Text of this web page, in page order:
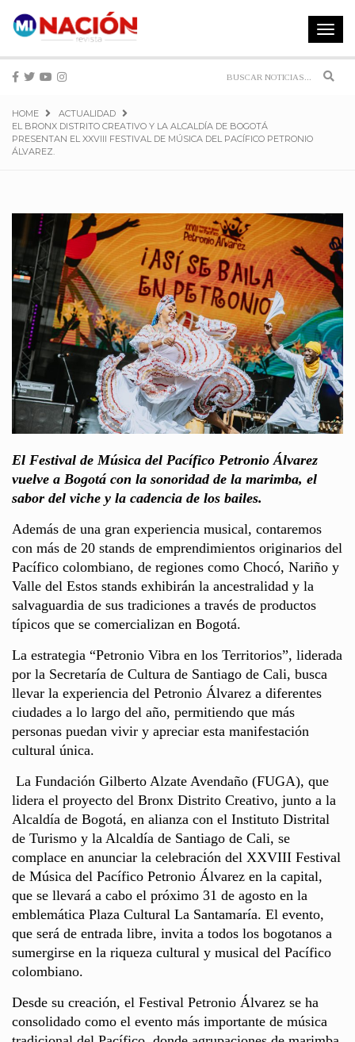
Toggle
HOME
ACTUALIDAD
EL BRONX DISTRITO CREATIVO Y LA ALCALDÍA DE BOGOTÁ
PRESENTAN EL XXVIII FESTIVAL DE MÚSICA DEL PACÍFICO PETRONIO
ÁLVAREZ.
El Festival de Música del Pacífico Petronio Álvarez
vuelve a Bogotá con la sonoridad de la marimba, el
sabor del viche y la cadencia de los bailes.
Además de una gran experiencia musical, contaremos
con más de 20 stands de emprendimientos originarios del
Pacífico colombiano, de regiones como Chocó, Nariño y
Valle del Estos stands exhibirán la ancestralidad y la
salvaguardia de sus tradiciones a través de productos
típicos que se comercializan en Bogotá.
La estrategia “Petronio Vibra en los Territorios”, liderada
por la Secretaría de Cultura de Santiago de Cali, busca
llevar la experiencia del Petronio Álvarez a diferentes
ciudades a lo largo del año, permitiendo que más
personas puedan vivir y apreciar esta manifestación
cultural única.
La Fundación Gilberto Alzate Avendaño (FUGA), que
lidera el proyecto del Bronx Distrito Creativo, junto a la
Alcaldía de Bogotá, en alianza con el Instituto Distrital
de Turismo y la Alcaldía de Santiago de Cali, se
complace en anunciar la celebración del XXVIII Festival
de Música del Pacífico Petronio Álvarez en la capital,
que se llevará a cabo el próximo 31 de agosto en la
emblemática Plaza Cultural La Santamaría. El evento,
que será de entrada libre, invita a todos los bogotanos a
sumergirse en la riqueza cultural y musical del Pacífico
colombiano.
Desde su creación, el Festival Petronio Álvarez se ha
consolidado como el evento más importante de música